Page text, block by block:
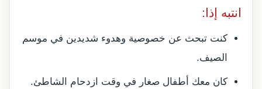
انتبه إذا:
كنت تبحث عن خصوصية وهدوء شديدين في موسم
الصيف.
كان معك أطفال صغار في وقت ازدحام الشاطئ.